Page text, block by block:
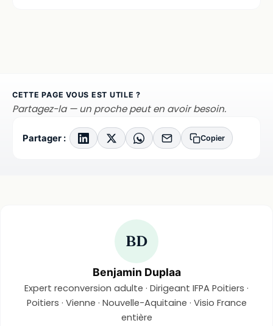
CETTE PAGE VOUS EST UTILE ?
Partagez-la — un proche peut en avoir besoin.
Partager : Copier
BD
Benjamin Duplaa
Expert reconversion adulte · Dirigeant IFPA Poitiers ·
Poitiers · Vienne · Nouvelle-Aquitaine · Visio France
entière